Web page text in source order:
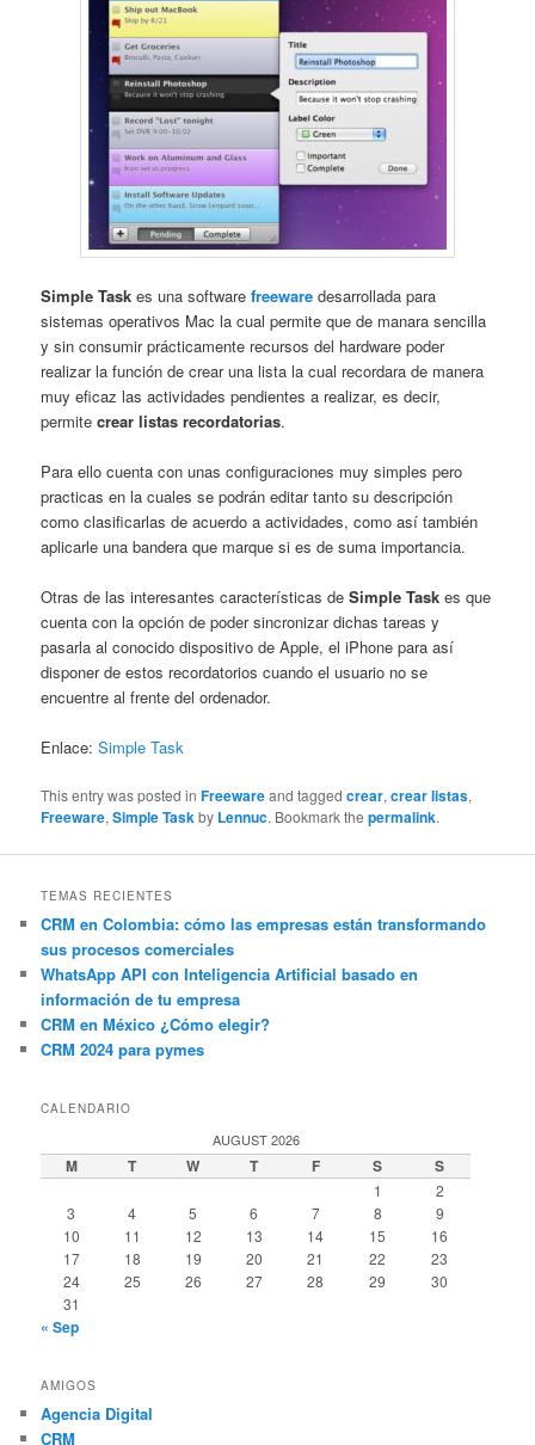
Simple Task es una softwarefreeware desarrollada para
sistemas operativos Mac la cual permite que de manara sencilla
y sin consumir prácticamente recursos del hardware poder
realizar la función de crear una lista la cual recordara de manera
muy eficaz las actividades pendientes a realizar, es decir,
permitecrear listas recordatorias.
Para ello cuenta con unas configuraciones muy simples pero
practicas en la cuales se podrán editar tanto su descripción
como clasificarlas de acuerdo a actividades, como así también
aplicarle una bandera que marque si es de suma importancia.
Otras de las interesantes características deSimple Task es que
cuenta con la opción de poder sincronizar dichas tareas y
pasarla al conocido dispositivo de Apple, el iPhone para así
disponer de estos recordatorios cuando el usuario no se
encuentre al frente del ordenador.
Enlace:Simple Task
This entry was posted inFreewareand taggedcrear,crear listas,
Freeware,Simple Taskby Lennuc. Bookmark thepermalink.
TEMAS RECIENTES
CRM en Colombia: cómo las empresas están transformando
sus procesos comerciales
WhatsApp API con Inteligencia Artificial basado en
información de tu empresa
CRM en México ¿Cómo elegir?
CRM 2024 para pymes
CALENDARIO
AUGUST 2026
M T W T F S S
1
2
3
4 5 6 7 8
9
10
11 12 13 14 15
16
17
18 19 20 21 22
23
24
25 26 27 28 29
30
31
« Sep
AMIGOS
Agencia Digital
CRM